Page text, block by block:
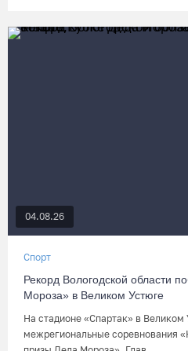
04.08.26
Спорт
Рекорд Вологодской области
Мороза» в Великом Устюге
На стадионе «Спартак» в Великом
межрегиональные соревнования